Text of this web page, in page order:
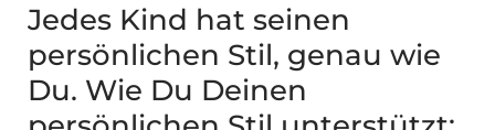
Jedes Kind hat seinen
persönlichen Stil, genau wie
Du. Wie Du Deinen